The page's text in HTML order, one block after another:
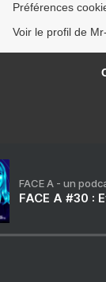
Préférences
Voir le profil de
FACE A - un
FACE A #30 :